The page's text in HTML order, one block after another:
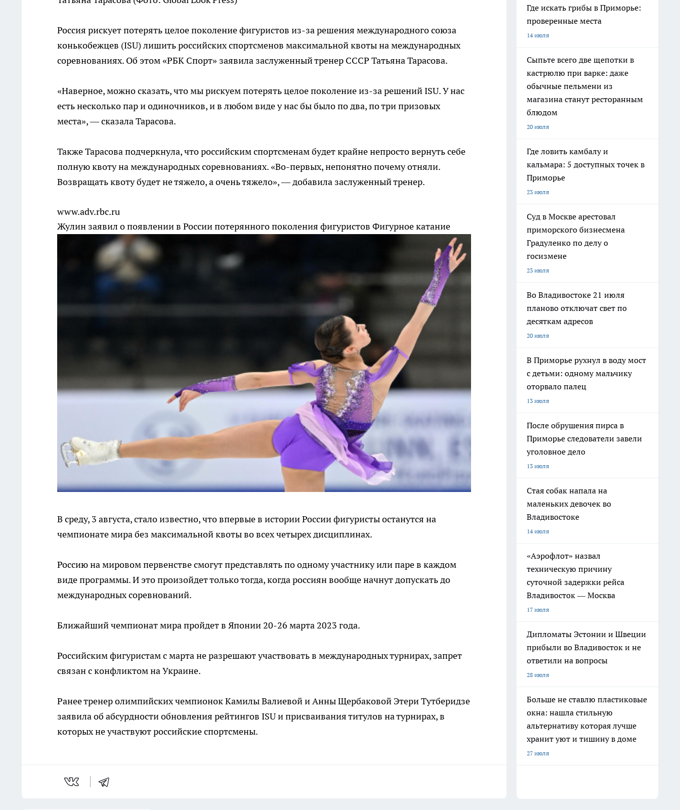
Россия рискует потерять целое поколение фигуристов из-за решения международного союза
конькобежцев (ISU) лишить российских спортсменов максимальной квоты на международных
соревнованиях. Об этом «РБК Спорт» заявила заслуженный тренер СССР Татьяна Тарасова.
«Наверное, можно сказать, что мы рискуем потерять целое поколение из-за решений ISU. У нас
есть несколько пар и одиночников, и в любом виде у нас бы было по два, по три призовых
места», — сказала Тарасова.
Также Тарасова подчеркнула, что российским спортсменам будет крайне непросто вернуть себе
полную квоту на международных соревнованиях. «Во-первых, непонятно почему отняли.
Возвращать квоту будет не тяжело, а очень тяжело», — добавила заслуженный тренер.
www.adv.rbc.ru
Жулин заявил о появлении в России потерянного поколения фигуристов Фигурное катание
В среду, 3 августа, стало известно, что впервые в истории России фигуристы останутся на
чемпионате мира без максимальной квоты во всех четырех дисциплинах.
Россию на мировом первенстве смогут представлять по одному участнику или паре в каждом
виде программы. И это произойдет только тогда, когда россиян вообще начнут допускать до
международных соревнований.
Ближайший чемпионат мира пройдет в Японии 20-26 марта 2023 года.
Российским фигуристам с марта не разрешают участвовать в международных турнирах, запрет
связан с конфликтом на Украине.
Ранее тренер олимпийских чемпионок Камилы Валиевой и Анны Щербаковой Этери Тутберидзе
заявила об абсурдности обновления рейтингов ISU и присваивания титулов на турнирах, в
которых не участвуют российские спортсмены.
Где искать грибы в Приморье:
проверенные места
14 июля
Сыпьте всего две щепотки в
кастрюлю при варке: даже
обычные пельмени из
магазина станут ресторанным
блюдом
20 июля
Где ловить камбалу и
кальмара: 5 доступных точек в
Приморье
23 июля
Суд в Москве арестовал
приморского бизнесмена
Градуленко по делу о
госизмене
23 июля
Во Владивостоке 21 июля
планово отключат свет по
десяткам адресов
20 июля
В Приморье рухнул в воду мост
с детьми: одному мальчику
оторвало палец
13 июля
После обрушения пирса в
Приморье следователи завели
уголовное дело
13 июля
Стая собак напала на
маленьких девочек во
Владивостоке
14 июля
«Аэрофлот» назвал
техническую причину
суточной задержки рейса
Владивосток — Москва
17 июля
Дипломаты Эстонии и Швеции
прибыли во Владивосток и не
ответили на вопросы
28 июля
Больше не ставлю пластиковые
окна: нашла стильную
альтернативу которая лучше
хранит уют и тишину в доме
27 июля